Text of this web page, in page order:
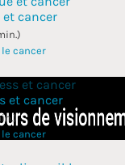
cancer
cancer
et cancer
cancer